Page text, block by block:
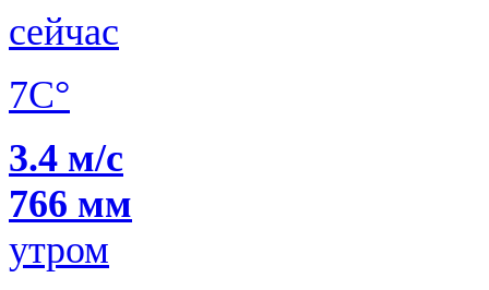
сейчас
7C°
3.4 м/с
766 мм
утром